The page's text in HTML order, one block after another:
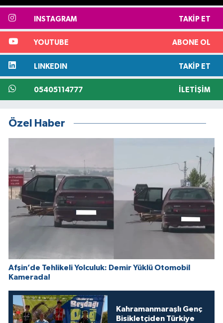
INSTAGRAM TAKIP ET
YOUTUBE ABONE OL
LINKEDIN TAKIP ET
05405114777 İLETIŞIM
Özel Haber
Afşin’de Tehlikeli Yolculuk: Demir Yüklü Otomobil
Kamerada!
Kahramanmaraşlı Genç
Bisikletçiden Türkiye